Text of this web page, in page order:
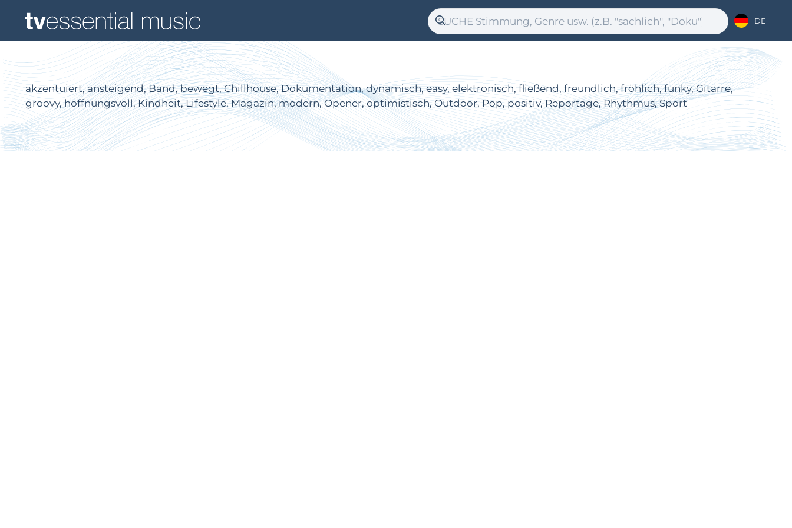
DE
akzentuiert, ansteigend, Band, bewegt, Chillhouse, Dokumentation, dynamisch, easy, elektronisch, fließend, freundlich, fröhlich, funky, Gitarre,
groovy, hoffnungsvoll, Kindheit, Lifestyle, Magazin, modern, Opener, optimistisch, Outdoor, Pop, positiv, Reportage, Rhythmus, Sport